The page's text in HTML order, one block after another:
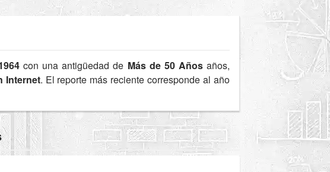
con una antigüedad de Más de 50 Añosaños,
Internet. El reporte más reciente corresponde al año